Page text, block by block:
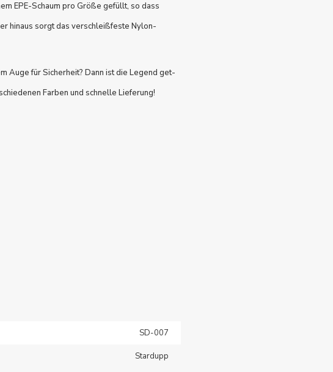
EPE-Schaum pro Größe gefüllt, so dass
hinaus sorgt das verschleißfeste Nylon-
Auge für Sicherheit? Dann ist die Legend get-
Farben und schnelle Lieferung!
SD-007
Stardupp